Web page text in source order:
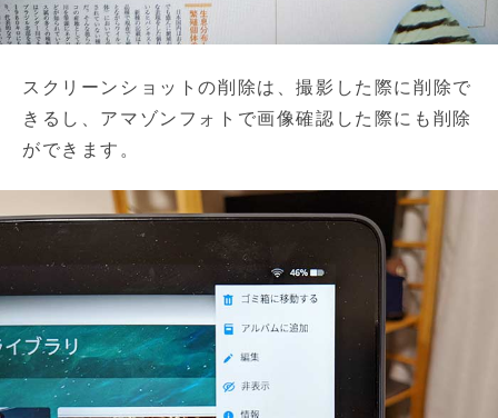
スクリーンショットの削除は、撮影した際に削除で
きるし、アマゾンフォトで画像確認した際にも削除
ができます。